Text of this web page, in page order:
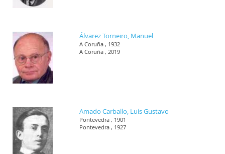
Álvarez Torneiro, Manuel
A Coruña , 1932
A Coruña , 2019
Amado Carballo, Luís Gustavo
Pontevedra , 1901
Pontevedra , 1927